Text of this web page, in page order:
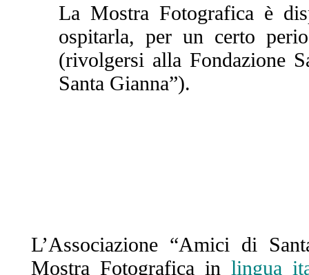
La Mostra Fotografica è
ospitarla, per un certo
(rivolgersi alla Fondazione
Santa Gianna”).
L’Associazione “Amici di
Mostra Fotografica inlingua